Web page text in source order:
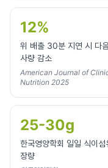
12%
위 배출 30분 지연 시 다
사량 감소
American Journal of
Nutrition 2025
25-30g
한국영양학회 일일 식이섬
장량